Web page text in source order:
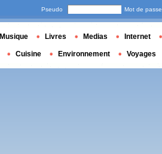
Pseudo Mot de passe
Musique Livres Medias Internet
Cuisine Environnement Voyages